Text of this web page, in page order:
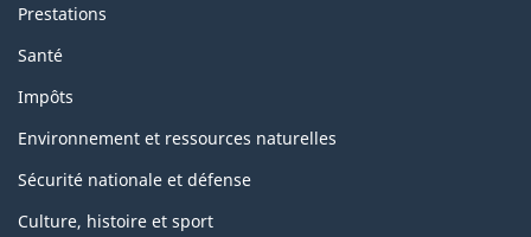
Prestations
Santé
Impôts
Environnement et ressources naturelles
Sécurité nationale et défense
Culture, histoire et sport